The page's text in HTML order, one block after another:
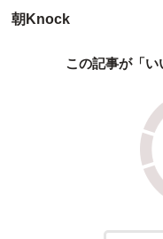
朝Knock
この記事が「い